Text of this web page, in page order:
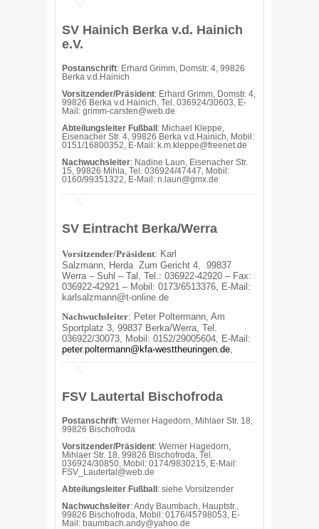
SV Hainich Berka v.d. Hainich
e.V.
Postanschrift: Erhard Grimm, Domstr. 4, 99826
Berka v.d.Hainich
Vorsitzender/Präsident: Erhard Grimm, Domstr. 4,
99826 Berka v.d.Hainich, Tel. 036924/30603, E-
Mail: grimm-carsten@web.de
Abteilungsleiter Fußball : Michael Kleppe,
Eisenacher Str. 4, 99826 Berka v.d.Hainich, Mobil:
0151/16800352, E-Mail: k.m.kleppe@freenet.de
Nachwuchsleiter: Nadine Laun, Eisenacher Str.
15, 99826 Mihla, Tel. 036924/47447, Mobil:
0160/99351322, E-Mail: n.laun@gmx.de
SV Eintracht Berka/Werra
Vorsitzender/Präsident: Karl
Salzmann, Herda Zum Gericht 4, 99837
Werra – Suhl – Tal, Tel.: 036922-42920 – Fax:
036922-42921 – Mobil: 0173/6513376, E-Mail:
karlsalzmann@t-online.de
Nachwuchsleiter: Peter Poltermann, Am
Sportplatz 3, 99837 Berka/Werra, Tel.
036922/30073, Mobil: 0152/29005604, E-Mail:
peter.poltermann@kfa-westtheuringen.de,
FSV Lautertal Bischofroda
Postanschrift: Werner Hagedorn, Mihlaer Str. 18,
99826 Bischofroda
Vorsitzender/Präsident: Werner Hagedorn,
Mihlaer Str. 18, 99826 Bischofroda, Tel.
036924/30850, Mobil: 0174/9830215, E-Mail:
FSV_Lautertal@web.de
Abteilungsleiter Fußball : siehe Vorsitzender
Nachwuchsleiter: Andy Baumbach, Hauptstr.,
99826 Bischofroda, Mobil: 0176/45798053, E-
Mail: baumbach.andy@yahoo.de